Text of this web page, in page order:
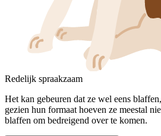
Redelijk spraakzaam
Het kan gebeuren dat ze wel eens
gezien hun formaat hoeven ze meestal
blaffen om bedreigend over te komen.